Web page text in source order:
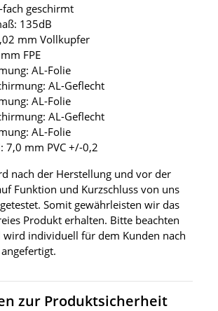
geschirmt
135dB
mm Vollkupfer
FPE
AL-Folie
AL-Geflecht
AL-Folie
AL-Geflecht
AL-Folie
7,0 mm PVC +/-0,2
nach der Herstellung und vor der
Funktion und Kurzschluss von uns
Somit gewährleisten wir das
Produkt erhalten. Bitte beachten
wird individuell für dem Kunden nach
zur Produktsicherheit